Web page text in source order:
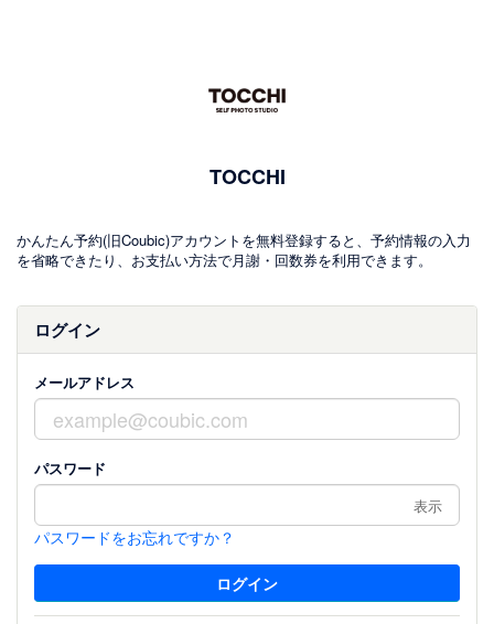
TOCCHI
かんたん予約(旧Coubic)アカウントを無料登録すると、予約情報の入力
を省略できたり、お支払い方法で月謝・回数券を利用できます。
ログイン
メールアドレス
パスワード
表示
パスワードをお忘れですか？